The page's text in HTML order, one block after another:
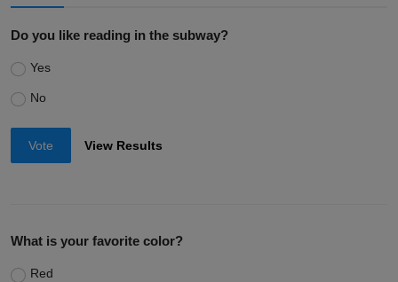
Do you like reading in the subway?
Yes
No
Vote View Results
What is your favorite color?
Red